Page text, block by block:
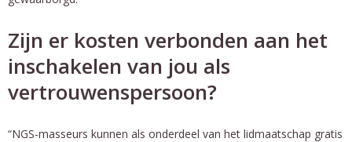
Zijn er kosten verbonden aan het
inschakelen van jou als
vertrouwenspersoon?
“NGS-masseurs kunnen als onderdeel van het lidmaatschap gratis